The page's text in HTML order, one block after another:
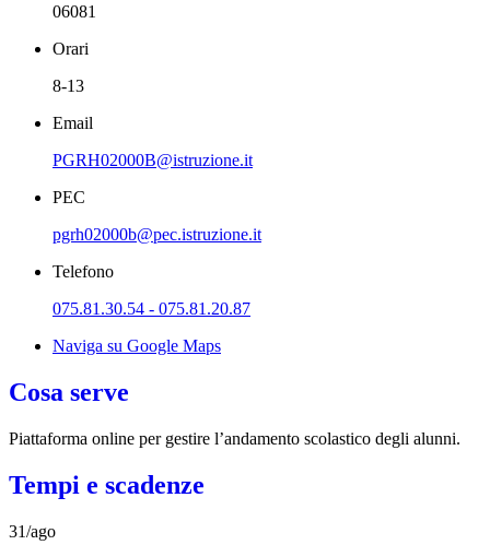
06081
Orari
8-13
Email
PGRH02000B@istruzione.it
PEC
pgrh02000b@pec.istruzione.it
Telefono
075.81.30.54 - 075.81.20.87
Naviga su Google Maps
Cosa serve
Piattaforma online per gestire l’andamento scolastico degli alunni.
Tempi e scadenze
31/ago